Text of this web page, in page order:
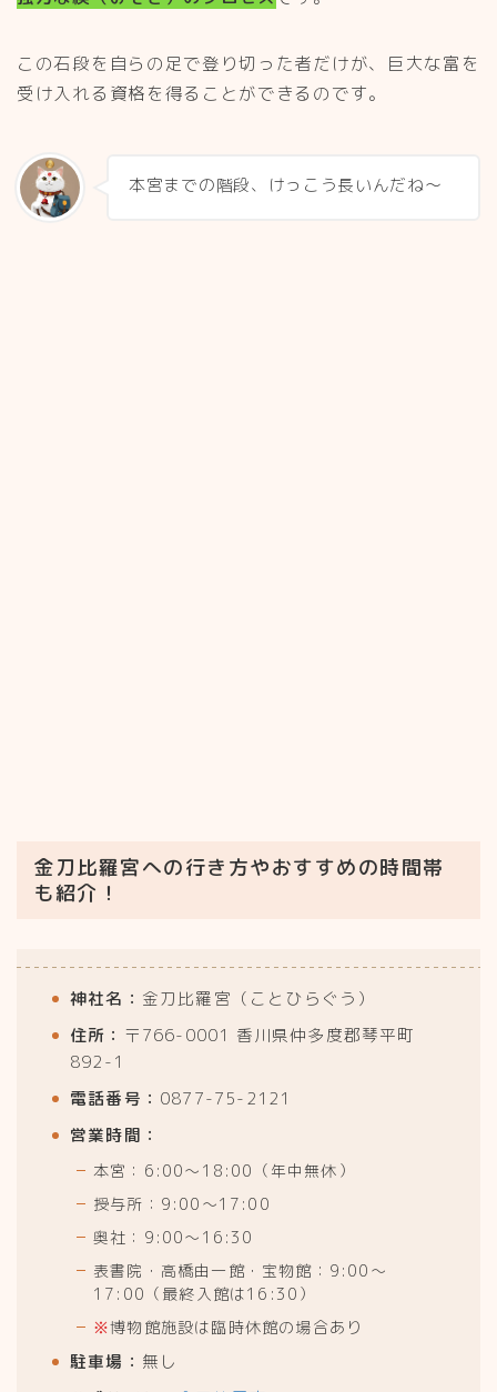
この石段を自らの足で登り切った者だけが、巨大な富を
受け入れる資格を得ることができるのです。
本宮までの階段、けっこう長いんだね～
金刀比羅宮への行き方やおすすめの時間帯
も紹介！
神社名： 金刀比羅宮（ことひらぐう）
住所： 〒766-0001 香川県仲多度郡琴平町
892-1
電話番号： 0877-75-2121
営業時間：
本宮：6:00〜18:00（年中無休）
授与所：9:00〜17:00
奥社：9:00〜16:30
表書院・高橋由一館・宝物館：9:00〜
17:00（最終入館は16:30）
※博物館施設は臨時休館の場合あり
駐車場： 無し